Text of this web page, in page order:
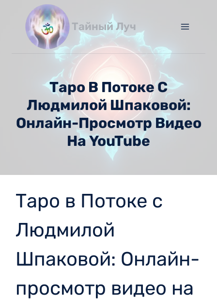
содержимому
Тайный Луч
Таро В Потоке С
Людмилой Шпаковой:
Онлайн-Просмотр Видео
На YouTube
Таро в Потоке с
Людмилой
Шпаковой: Онлайн-
просмотр видео на